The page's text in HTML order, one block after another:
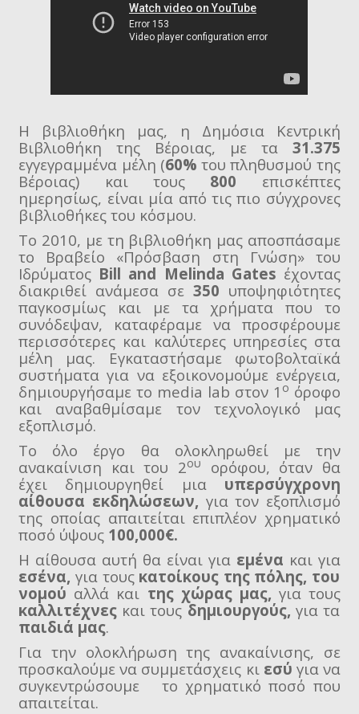
Η βιβλιοθήκη μας, η Δημόσια Κεντρική
Βιβλιοθήκη της Βέροιας, με τα 31.375
εγγεγραμμένα μέλη (60% του πληθυσμού της
Βέροιας) και τους 800 επισκέπτες
ημερησίως, είναι μία από τις πιο σύγχρονες
βιβλιοθήκες του κόσμου.
Το 2010, με τη βιβλιοθήκη μας αποσπάσαμε
το Βραβείο «Πρόσβαση στη Γνώση» του
Ιδρύματος Bill and Melinda Gates έχοντας
διακριθεί ανάμεσα σε 350 υποψηφιότητες
παγκοσμίως και με τα χρήματα που το
συνόδεψαν, καταφέραμε να προσφέρουμε
περισσότερες και καλύτερες υπηρεσίες στα
μέλη μας. Εγκαταστήσαμε φωτοβολταϊκά
συστήματα για να εξοικονομούμε ενέργεια,
δημιουργήσαμε το media lab στον 1 ο όροφο
και αναβαθμίσαμε τον τεχνολογικό μας
εξοπλισμό.
Το όλο έργο θα ολοκληρωθεί με την
ανακαίνιση και του 2ου
ορόφου, όταν θα
έχει δημιουργηθεί μια υπερσύγχρονη
αίθουσα εκδηλώσεων, για τον εξοπλισμό
της οποίας απαιτείται επιπλέον χρηματικό
ποσό ύψους 100,000€.
Η αίθουσα αυτή θα είναι για εμένα και για
εσένα, για τους κατοίκους της πόλης, του
νομού αλλά και της χώρας μας, για τους
καλλιτέχνες και τους δημιουργούς, για τα
παιδιά μας.
Για την ολοκλήρωση της ανακαίνισης, σε
προσκαλούμε να συμμετάσχεις κι εσύ για να
συγκεντρώσουμε το χρηματικό ποσό που
απαιτείται.